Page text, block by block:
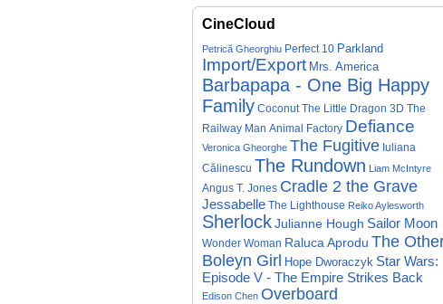
CineCloud
Petrică Gheorghiu Perfect 10 Parkland
Import/Export Mrs. America
Barbapapa - One Big Happy
Family Coconut The Little Dragon 3D The
Railway Man Animal Factory Defiance
Veronica Gheorghe The Fugitive Iuliana
Călinescu The Rundown Liam McIntyre
Angus T. Jones Cradle 2 the Grave
Jessabelle The Lighthouse Reiko Aylesworth
SherlockJulianne Hough Sailor Moon
Wonder Woman Raluca Aprodu The
Boleyn Girl Hope Dworaczyk Star Wars:
Episode V - The Empire Strikes Back
Edison Chen Overboard